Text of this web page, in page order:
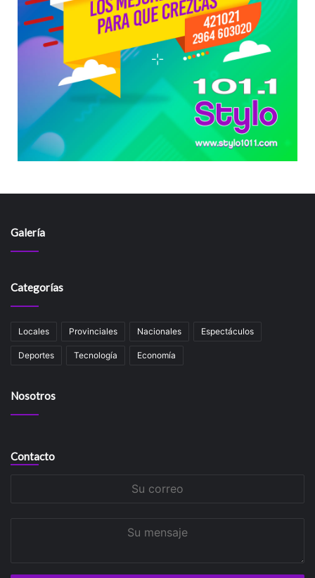
Galería
Categorías
Locales Provinciales Nacionales Espectáculos
Deportes Tecnología Economía
Nosotros
Contacto